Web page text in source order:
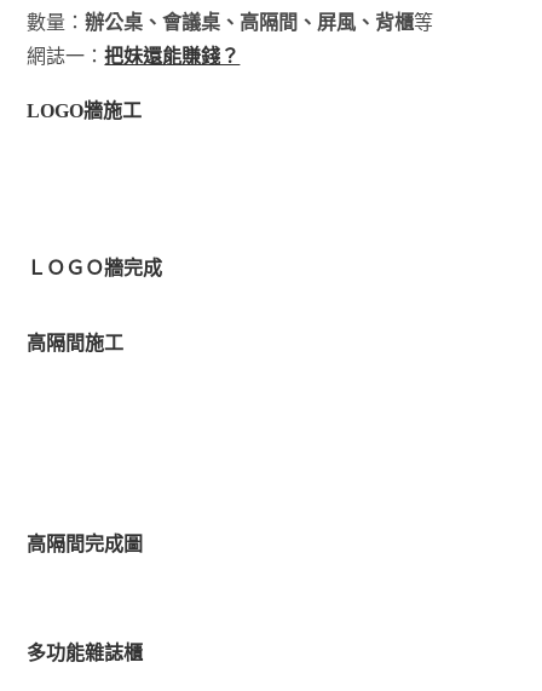
數量：辦公桌、會議桌、高隔間、屏風、背櫃等
網誌一：把妹還能賺錢？
LOGO牆施工
ＬＯＧＯ牆完成
高隔間施工
高隔間完成圖
多功能雜誌櫃